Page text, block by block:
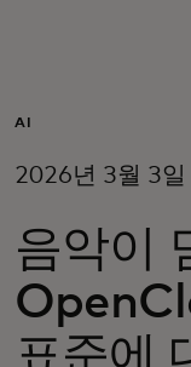
이노베이터
AI
2026년 3월 3일
음악이
표준에